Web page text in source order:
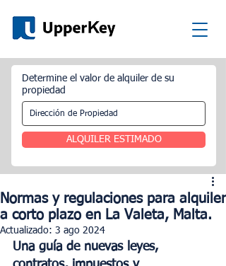
Determine el valor de alquiler de su
propiedad
ALQUILER ESTIMADO
Normas y regulaciones para alquiler
a corto plazo en La Valeta, Malta.
Actualizado: 3 ago 2024
Una guía de nuevas leyes,